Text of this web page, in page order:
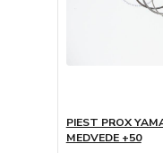
PIEST PROX
MEDVEDE +50